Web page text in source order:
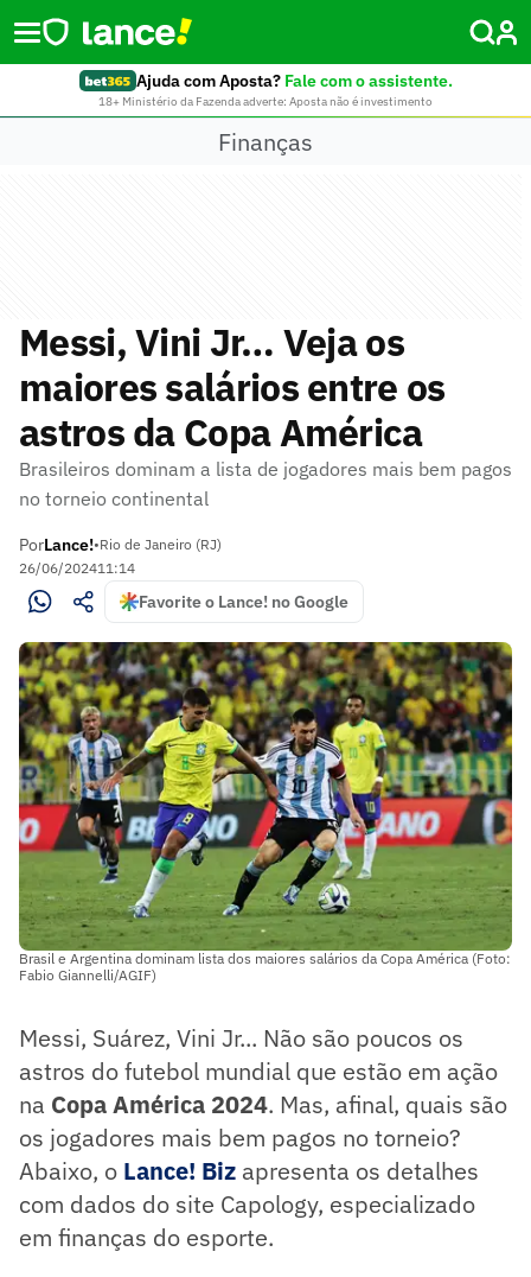
Ajuda com Aposta? Fale com o assistente.
18+ Ministério da Fazenda adverte: Aposta não é investimento
Finanças
Messi, Vini Jr… Veja os
maiores salários entre os
astros da Copa América
Brasileiros dominam a lista de jogadores mais bem pagos
no torneio continental
PorLance!•Rio de Janeiro (RJ)
26/06/202411:14
Favorite o Lance! no Google
Brasil e Argentina dominam lista dos maiores salários da Copa América (Foto:
Fabio Giannelli/AGIF)
Messi, Suárez, Vini Jr... Não são poucos os
astros do futebol mundial que estão em ação
na Copa América 2024. Mas, afinal, quais são
os jogadores mais bem pagos no torneio?
Abaixo, o Lance! Biz apresenta os detalhes
com dados do site Capology, especializado
em finanças do esporte.